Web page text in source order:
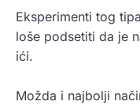
Eksperimenti tog
loše podsetiti da je
ići.
Možda i najbolji